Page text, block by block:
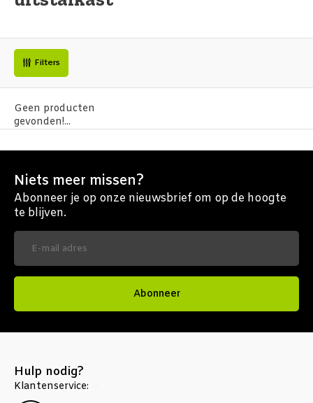
Filters
Geen producten
gevonden!...
Niets meer missen?
Abonneer je op onze nieuwsbrief om op de hoogte
te blijven.
Abonneer
Hulp nodig?
Klantenservice: